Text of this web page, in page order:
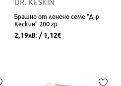
Брашно от ленено семе "Д-р
Кескин" 200 гр
2,19лв. / 1,12€